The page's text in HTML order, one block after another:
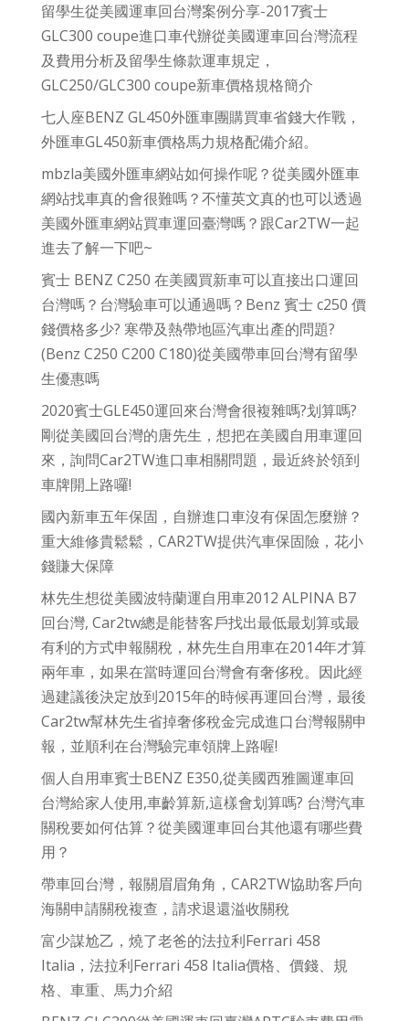
留學生從美國運車回台灣案例分享-2017賓士
GLC300 coupe進口車代辦從美國運車回台灣流程
及費用分析及留學生條款運車規定，
GLC250/GLC300 coupe新車價格規格簡介
七人座BENZ GL450外匯車團購買車省錢大作戰，
外匯車GL450新車價格馬力規格配備介紹。
mbzla美國外匯車網站如何操作呢？從美國外匯車
網站找車真的會很難嗎？不懂英文真的也可以透過
美國外匯車網站買車運回臺灣嗎？跟Car2TW一起
進去了解一下吧~
賓士 BENZ C250 在美國買新車可以直接出口運回
台灣嗎？台灣驗車可以通過嗎？Benz 賓士 c250 價
錢價格多少? 寒帶及熱帶地區汽車出產的問題?
(Benz C250 C200 C180)從美國帶車回台灣有留學
生優惠嗎
2020賓士GLE450運回來台灣會很複雜嗎?划算嗎?
剛從美國回台灣的唐先生，想把在美國自用車運回
來，詢問Car2TW進口車相關問題，最近終於領到
車牌開上路囉!
國內新車五年保固，自辦進口車沒有保固怎麼辦？
重大維修貴鬆鬆，CAR2TW提供汽車保固險，花小
錢賺大保障
林先生想從美國波特蘭運自用車2012 ALPINA B7
回台灣, Car2tw總是能替客戶找出最低最划算或最
有利的方式申報關稅，林先生自用車在2014年才算
兩年車，如果在當時運回台灣會有奢侈稅。因此經
過建議後決定放到2015年的時候再運回台灣，最後
Car2tw幫林先生省掉奢侈稅金完成進口台灣報關申
報，並順利在台灣驗完車領牌上路喔!
個人自用車賓士BENZ E350,從美國西雅圖運車回
台灣給家人使用,車齡算新,這樣會划算嗎? 台灣汽車
關稅要如何估算？從美國運車回台其他還有哪些費
用？
帶車回台灣，報關眉眉角角，CAR2TW協助客戶向
海關申請關稅複查，請求退還溢收關稅
富少謀尬乙，燒了老爸的法拉利Ferrari 458
Italia，法拉利Ferrari 458 Italia價格、價錢、規
格、車重、馬力介紹